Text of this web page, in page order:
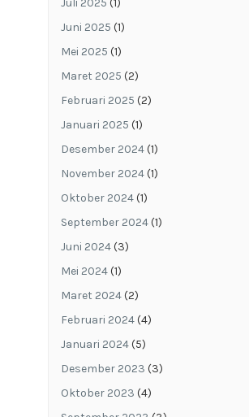
Juni 2025 (1)
Mei 2025 (1)
Maret 2025 (2)
Februari 2025 (2)
Januari 2025 (1)
Desember 2024(1)
November 2024(1)
Oktober 2024(1)
September 2024(1)
Juni 2024(3)
Mei 2024(1)
Maret 2024(2)
Februari 2024(4)
Januari 2024(5)
Desember 2023 (3)
Oktober 2023 (4)